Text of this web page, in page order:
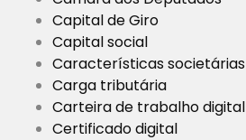
Capital de Giro
Capital social
Características societárias
Carga tributária
Carteira de trabalho digital
Certificado digital